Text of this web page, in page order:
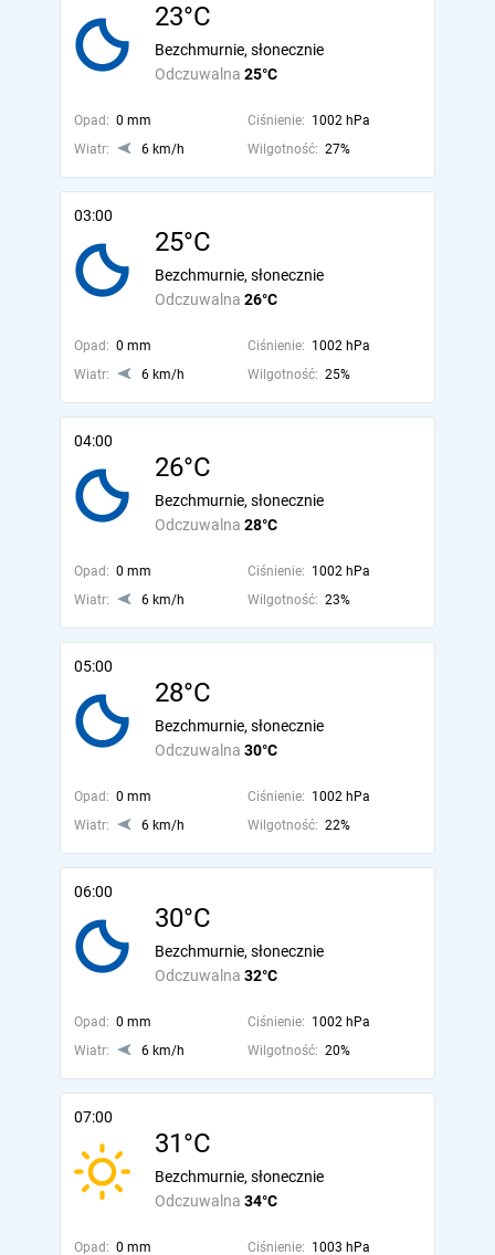
23°C
Odczuwalna 25°C
Bezchmurnie, słonecznie
Opad: 0 mm Ciśnienie: 1002 hPa
Wiatr:
6 km/h Wilgotność: 27%
03:00
25°C
Odczuwalna 26°C
Bezchmurnie, słonecznie
Opad: 0 mm Ciśnienie: 1002 hPa
Wiatr:
6 km/h Wilgotność: 25%
04:00
26°C
Odczuwalna 28°C
Bezchmurnie, słonecznie
Opad: 0 mm Ciśnienie: 1002 hPa
Wiatr:
6 km/h Wilgotność: 23%
05:00
28°C
Odczuwalna 30°C
Bezchmurnie, słonecznie
Opad: 0 mm Ciśnienie: 1002 hPa
Wiatr:
6 km/h Wilgotność: 22%
06:00
30°C
Odczuwalna 32°C
Bezchmurnie, słonecznie
Opad: 0 mm Ciśnienie: 1002 hPa
Wiatr:
6 km/h Wilgotność: 20%
07:00
31°C
Odczuwalna 34°C
Bezchmurnie, słonecznie
Opad: 0 mm Ciśnienie: 1003 hPa